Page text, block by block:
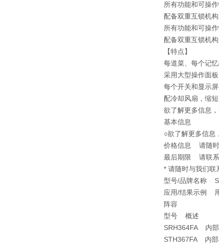
所有功能和可操
配备双重互锁机
所有功能和可操
配备双重互锁机
【特点】
每道菜、每个记
采用大型操作面
每个开关和显示
配冷却风扇，缩
欲了解更多信息
基本信息
○欲了解更多信息
价格信息 请随时
最后期限 请联
* 请随时与我们联
型号/品牌名称
应用/结果示例
阵容
型号 概述
SRH364FA 内
STH367FA 内部